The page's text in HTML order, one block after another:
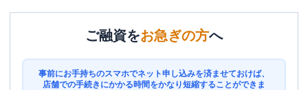
ご融資をお急ぎの方へ
事前にお手持ちのスマホでネット申し込みを済ませておけば、
店舗での手続きにかかる時間をかなり短縮することができま